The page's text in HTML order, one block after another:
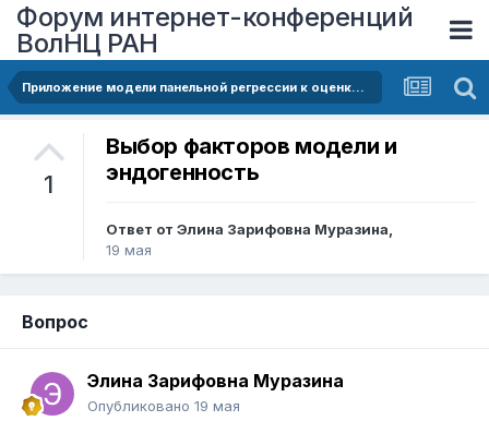
Форум интернет-конференций
ВолНЦ РАН
Приложение модели панельной регрессии к оценке индекса благосостояния населения: пять регионов из центра России
1
Выбор факторов модели и
эндогенность
Ответ от Элина Зарифовна Муразина,
19 мая
Вопрос
Элина Зарифовна Муразина
Опубликовано 19 мая